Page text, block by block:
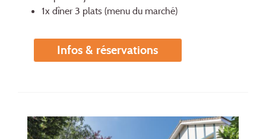
1x dîner 3 plats (menu du marché)
Infos & réservations